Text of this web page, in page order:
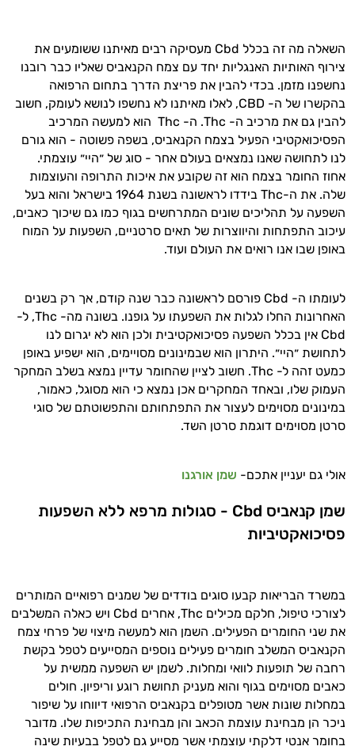
השאלה מה זה בכלל Cbd מעסיקה רבים מאיתנו ששומעים את
צירוף האותיות האנגליות יחד עם צמח הקנאביס שאליו כבר רובנו
נחשפנו מזמן. בכדי להבין את פריצת הדרך בתחום הרפואה
בהקשרו של ה- CBD, לאלו מאיתנו לא נחשפו לנושא לעומק, חשוב
להבין גם את מרכיב ה- Thc. ה- Thc הוא למעשה המרכיב
הפסיכואקטיבי הפעיל בצמח הקנאביס, בשפה פשוטה - הוא גורם
לנו לתחושה שאנו נמצאים בעולם אחר - סוג של ״היי״ עוצמתי.
אחוז החומר בצמח הוא זה שקובע את איכות התרופה והעוצמות
שלה. את ה-Thc
בידדו לראשונה בשנת 1964 בישראל והוא בעל
השפעה על תהליכים שונים המתרחשים בגוף כמו גם שיכוך כאבים,
עיכוב התפתחות והיווצרות של תאים סרטניים, השפעות על המוח
באופן שבו אנו רואים את העולם ועוד.
לעומתו ה- Cbd פורסם לראשונה כבר שנה קודם, אך רק בשנים
האחרונות החלו לגלות את השפעתו על גופנו. בשונה מה- Thc, ל-
Cbd אין בכלל השפעה פסיכואקטיבית ולכן הוא לא יגרום לנו
לתחושת ״היי״. היתרון הוא שבמינונים מסויימים, הוא ישפיע באופן
כמעט זהה ל- Thc. חשוב לציין שהחומר עדיין נמצא בשלב המחקר
העמוק שלו, ובאחד המחקרים אכן נמצא כי הוא מסוגל, כאמור,
במינונים מסוימים לעצור את התפתחותם והתפשוטתם של סוגי
סרטן מסוימים דוגמת סרטן השד.
אולי גם יעניין אתכם- שמן אורגנו
שמן קנאביס Cbd - סגולות מרפא ללא השפעות
פסיכואקטיביות
במשרד הבריאות קבעו סוגים בודדים של שמנים רפואיים המותרים
לצורכי טיפול, חלקם מכילים
Thc, אחרים Cbd ויש כאלה המשלבים
את שני החומרים הפעילים. השמן הוא למעשה מיצוי של פרחי צמח
הקנאביס המשלב חומרים פעילים נוספים המסייעים לטפל בקשת
רחבה של תופעות לוואי ומחלות. לשמן יש השפעה ממשית על
כאבים מסוימים בגוף והוא מעניק תחושת רוגע וריפיון. חולים
במחלות שונות אשר מטופלים בקנאביס הרפואי דיווחו על שיפור
ניכר הן מבחינת עוצמת הכאב והן מבחינת התכיפות שלו. מדובר
בחומר אנטי דלקתי עוצמתי אשר מסייע גם לטפל בבעיות שינה
אני יועץ הבריאות האישי AI של טבע בריא.
התשובות שלי מבוססות על מאגרי מידע קליניים
וספרות מקצועית בתחומי הרפואה הטבעית
אני כאן כדי לעזור לך להתאים את תוספי
התזונה ומוצרי הבריאות המדויקים למטרות
ולמצב הגופני שלך, ולהסביר לך אילו רכיבים
עובדים יחד כדי למקסם תוצאות גם בחיי היום
יום וגם בתחום הכושר והספורט.
המטרה שלי היא להתאים עבורך המלצות
אישיות מבוססות מדעית.